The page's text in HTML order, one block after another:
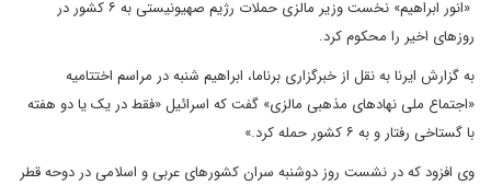
«انور ابراهیم» نخست وزیر مالزی حملات رژیم صهیونیستی به ۶ کشور در
روزهای اخیر را محکوم کرد.
به گزارش ایرنا به نقل از خبرگزاری برناما، ابراهیم شنبه در مراسم اختتامیه
«اجتماع ملی نهادهای مذهبی مالزی» گفت که اسرائیل «فقط در یک یا دو هفته
با گستاخی رفتار و به ۶ کشور حمله کرد.»
وی افزود که در نشست روز دوشنبه سران کشورهای عربی و اسلامی در دوحه قطر